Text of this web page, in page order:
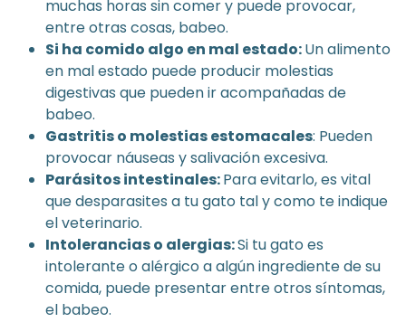
muchas horas sin comer y puede provocar,
entre otras cosas, babeo.
Si ha comido algo en mal estado:Un alimento
en mal estado puede producir molestias
digestivas que pueden ir acompañadas de
babeo.
Gastritis o molestias estomacales: Pueden
provocar náuseas y salivación excesiva.
Parásitos intestinales:Para evitarlo, es vital
que desparasites a tu gato tal y como te indique
el veterinario.
Intolerancias o alergias:Si tu gato es
intolerante o alérgico a algún ingrediente de su
comida, puede presentar entre otros síntomas,
el babeo.